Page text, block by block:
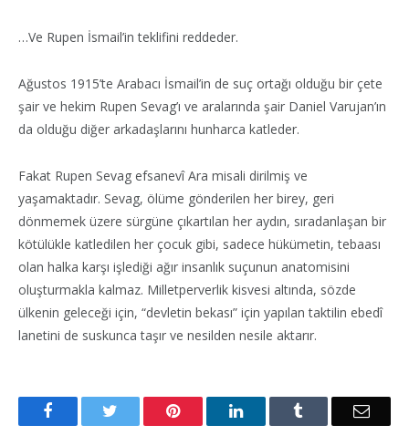
…Ve Rupen İsmail’in teklifini reddeder.
Ağustos 1915’te Arabacı İsmail’in de suç ortağı olduğu bir çete
şair ve hekim Rupen Sevag’ı ve aralarında şair Daniel Varujan’ın
da olduğu diğer arkadaşlarını hunharca katleder.
Fakat Rupen Sevag efsanevî Ara misali dirilmiş ve
yaşamaktadır. Sevag, ölüme gönderilen her birey, geri
dönmemek üzere sürgüne çıkartılan her aydın, sıradanlaşan bir
kötülükle katledilen her çocuk gibi, sadece hükümetin, tebaası
olan halka karşı işlediği ağır insanlık suçunun anatomisini
oluşturmakla kalmaz. Milletperverlik kisvesi altında, sözde
ülkenin geleceği için, “devletin bekası” için yapılan taktilin ebedî
lanetini de suskunca taşır ve nesilden nesile aktarır.
Facebook Pinterest LinkedIn Email